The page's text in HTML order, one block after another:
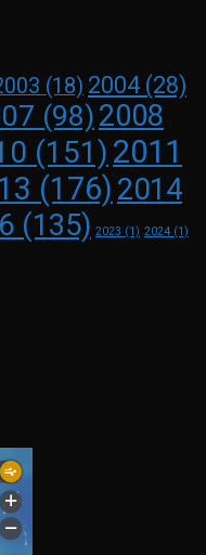
(18) 2004 (28)
(98) 2008
(151) 2011
(176) 2014
(135) 2023 (1) 2024 (1)